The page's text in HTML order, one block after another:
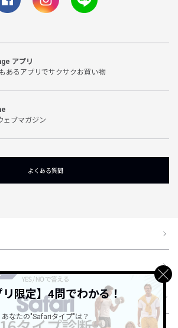
アプリ
あるアプリでサクサクお買い物
ェブマガジン
よくある質問
リ限定】4問でわかる！
あなたの"Safariタイプ"は？